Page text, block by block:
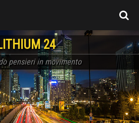
24
pensieri in movimento